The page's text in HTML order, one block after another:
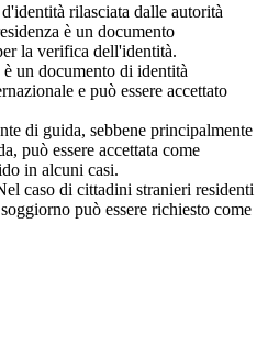
rilasciata dalle autorità
è un documento
la verifica dell'identità.
un documento di identità
e può essere accettato
di guida, sebbene principalmente
può essere accettata come
in alcuni casi.
caso di cittadini stranieri residenti
può essere richiesto come